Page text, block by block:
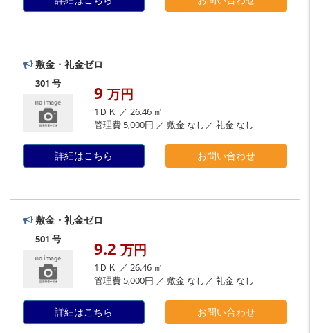
敷金・礼金ゼロ
301 号 9 万円
1ＤＫ ／ 26.46 ㎡
管理費 5,000円 ／ 敷金 なし／ 礼金 なし
詳細はこちら お問い合わせ
敷金・礼金ゼロ
501 号 9.2 万円
1ＤＫ ／ 26.46 ㎡
管理費 5,000円 ／ 敷金 なし／ 礼金 なし
詳細はこちら お問い合わせ